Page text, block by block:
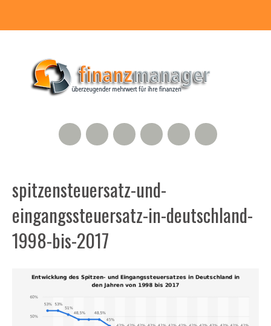
Facebook
500px
LinkedIn
Xing
RSS Feed
spitzensteuersatz-und-
eingangssteuersatz-in-deutschland-
1998-bis-2017